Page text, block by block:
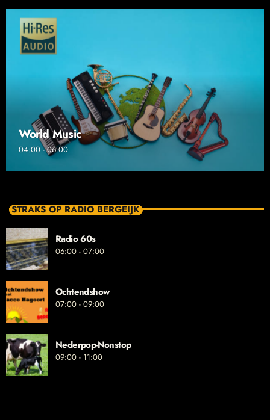
World Music
04:00 - 06:00
STRAKS OP RADIO BERGEIJK
Radio 60s
06:00 - 07:00
Ochtendshow
07:00 - 09:00
Nederpop-Nonstop
09:00 - 11:00